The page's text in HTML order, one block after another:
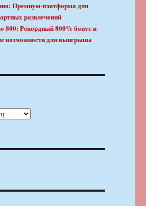
Премиум-платформа для
развлечений
800: Рекордный 800% бонус и
возможности для выигрыша